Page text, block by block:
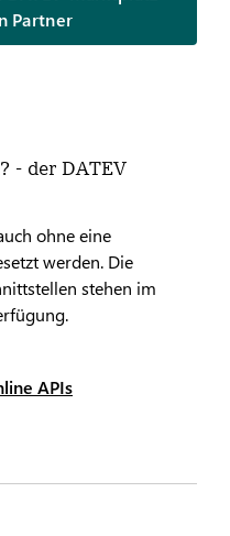
Partner
- der DATEV
ohne eine
werden. Die
stehen im
APIs